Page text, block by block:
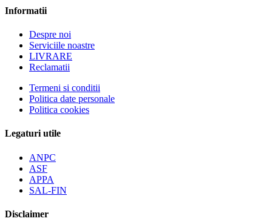
Informatii
Despre noi
Serviciile noastre
LIVRARE
Reclamatii
Termeni si conditii
Politica date personale
Politica cookies
Legaturi utile
ANPC
ASF
APPA
SAL-FIN
Disclaimer